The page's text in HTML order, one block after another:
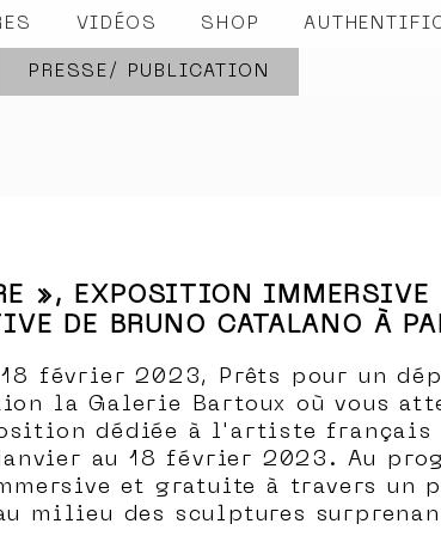
PRESSE/ PUBLICATION
VIDÉOS SHOP
», EXPOSITION IMMERSIVE
DE BRUNO CATALANO À
février 2023, Prêts pour un
la Galerie Bartoux où vous
dédiée à l'artiste français
au 18 février 2023. Au
et gratuite à travers un
milieu des sculptures